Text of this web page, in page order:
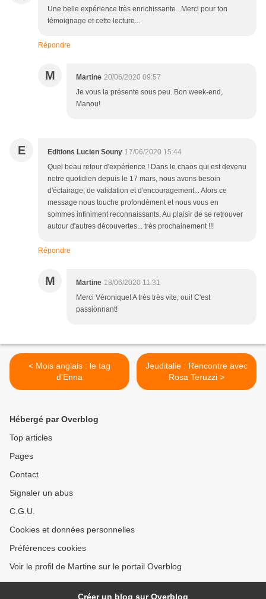
Une belle expérience très enrichissante...Merci pour ton
témoignage et cette lecture...
Répondre
M Martine 20/06/2020 09:57
Je vous la présente sous peu. Bon week-end,
Manou!
E Editions Lucien Souny 17/06/2020 15:44
Quel beau retour d'expérience ! Dans le chaos qui est devenu
notre quotidien depuis le 17 mars, nous avons besoin
d'éclairage, de validation et d'encouragement... Alors ce
message nous touche profondément et nous vous en
sommes infiniment reconnaissants. Au plaisir de se retrouver
autour d'autres découvertes... très prochainement !!!
Répondre
M Martine 18/06/2020 11:31
Merci Véronique! A très très vite, oui! C'est
passionnant!
< Mois anglais : le tag
d'Enna
Jeuditalie : Rencontre avec
Rosa Teruzzi >
Hébergé par Overblog
Top articles
Pages
Contact
Signaler un abus
C.G.U.
Cookies et données personnelles
Préférences cookies
Voir le profil de Martine sur le portail Overblog
Créer un blog sur Overblog